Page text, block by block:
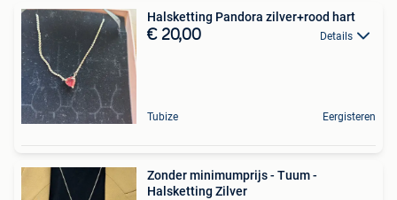
Halsketting Pandora zilver+rood hart
€ 20,00 Details
Tubize Eergisteren
Zonder minimumprijs - Tuum -
Halsketting Zilver